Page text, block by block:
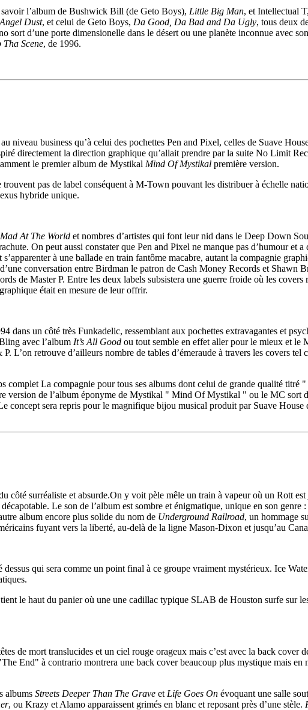
savoir l’album de Bushwick Bill (de Geto Boys), Little Big Man, et Intellectual T,
Angel Dust, et celui de Geto Boys, Da Good, Da Bad and Da Ugly, tous deux
sort d’une porte dimensionelle dans le désert ou une planète inconnue avec
Tha Scene, de 1996.
business qu’à celui des pochettes Pen and Pixel, celles de Suave
directement la direction graphique qu’allait prendre par la suite No Limit
le premier album de Mystikal Mind Of Mystikal première version.
pas de label conséquent à M-Town pouvant les distribuer à échelle
hybride unique.
Mad At The World et nombres d’artistes qui font leur nid dans le Deep Down
On peut aussi constater que Pen and Pixel ne manque pas d’humour et a
à une ballade en train fantôme macabre, autant la compagnie
conversation entre Birdman le patron de Cash Money Records et Shawn
de Master P. Entre les deux labels subsistera une guerre froide où les
était en mesure de leur offrir.
dans un côté très Funkadelic, ressemblant aux pochettes extravagantes et
avec l’album It’s All Good ou tout semble en effet aller pour le mieux et le
L’on retrouve d’ailleurs nombre de tables d’émeraude à travers les covers
La compagnie pour tous ses albums dont celui de grande qualité
version de l’album éponyme de Mystikal " Mind Of Mystikal " ou le MC sort
concept sera repris pour le magnifique bijou musical produit par Suave
côté surréaliste et absurde.On y voit pèle mêle un train à vapeur où un Rott
Le son de l’album est sombre et énigmatique, unique en son genre
album encore plus solide du nom de Underground Railroad, un hommage
fuyant vers la liberté, au-delà de la ligne Mason-Dixon et jusqu’au
qui sera comme un point final à ce groupe vraiment mystérieux. Ice
le haut du panier où une une cadillac typique SLAB de Houston surfe sur
de mort translucides et un ciel rouge orageux mais c’est avec la back cover
End" à contrario montrera une back cover beaucoup plus mystique mais en
albums Streets Deeper Than The Grave et Life Goes On évoquant une salle
, ou Krazy et Alamo apparaissent grimés en blanc et reposant près d’une stèle.